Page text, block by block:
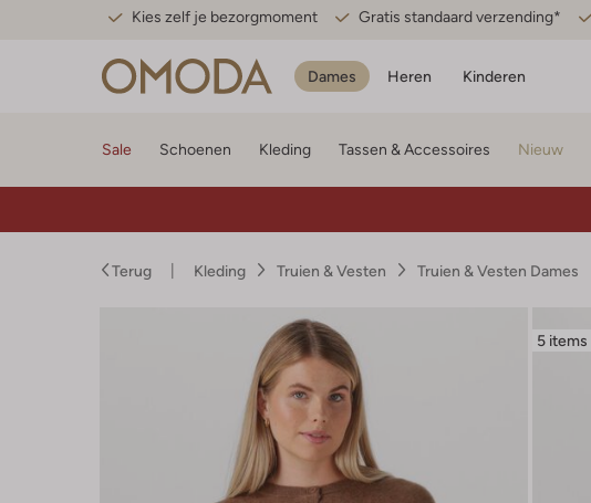
Kies zelf je bezorgmoment Gratis standaard verzending*
Dames Heren Kinderen
Sale Schoenen Kleding Tassen & Accessoires Nieuw
Terug Kleding Truien & Vesten Truien & Vesten Dames
5 items